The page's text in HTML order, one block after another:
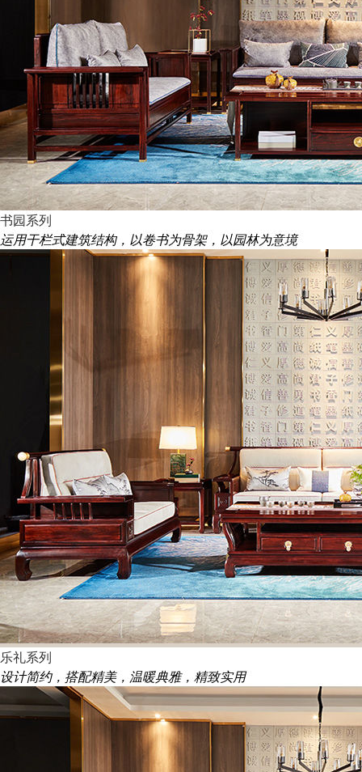
书园系列
运用干栏式建筑结构，以卷书为骨架，以园林为意境
乐礼系列
设计简约，搭配精美，温暖典雅，精致实用